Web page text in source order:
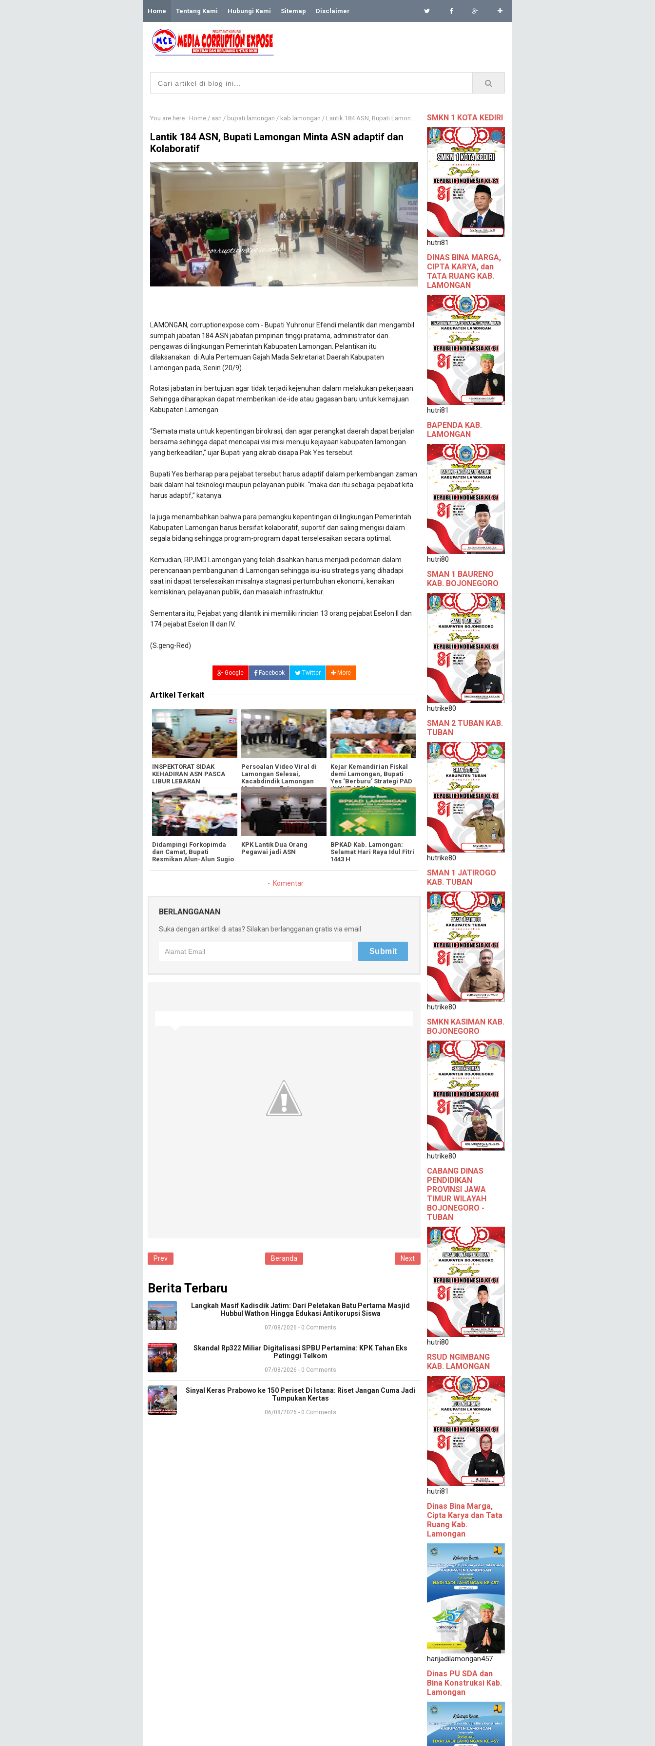
Home Tentang Kami Hubungi Kami Sitemap Disclaimer
You are here : Home / asn / bupati lamongan / kab lamongan / Lantik 184 ASN, Bupati Lamongan Minta ASN adaptif dan Kolaboratif
Lantik 184 ASN, Bupati Lamongan Minta ASN adaptif dan
Kolaboratif
LAMONGAN, corruptionexpose.com - Bupati Yuhronur Efendi melantik dan mengambil
sumpah jabatan 184 ASN jabatan pimpinan tinggi pratama, administrator dan
pengawas di lingkungan Pemerintah Kabupaten Lamongan. Pelantikan itu
dilaksanakan di Aula Pertemuan Gajah Mada Sekretariat Daerah Kabupaten
Lamongan pada, Senin (20/9).
Rotasi jabatan ini bertujuan agar tidak terjadi kejenuhan dalam melakukan pekerjaaan.
Sehingga diharapkan dapat memberikan ide-ide atau gagasan baru untuk kemajuan
Kabupaten Lamongan.
“Semata mata untuk kepentingan birokrasi, dan agar perangkat daerah dapat berjalan
bersama sehingga dapat mencapai visi misi menuju kejayaan kabupaten lamongan
yang berkeadilan,” ujar Bupati yang akrab disapa Pak Yes tersebut.
Bupati Yes berharap para pejabat tersebut harus adaptif dalam perkembangan zaman
baik dalam hal teknologi maupun pelayanan publik. “maka dari itu sebagai pejabat kita
harus adaptif,” katanya.
Ia juga menambahkan bahwa para pemangku kepentingan di lingkungan Pemerintah
Kabupaten Lamongan harus bersifat kolaboratif, suportif dan saling mengisi dalam
segala bidang sehingga program-program dapat terselesaikan secara optimal.
Kemudian, RPJMD Lamongan yang telah disahkan harus menjadi pedoman dalam
perencanaan pembangunan di Lamongan sehingga isu-isu strategis yang dihadapi
saat ini dapat terselesaikan misalnya stagnasi pertumbuhan ekonomi, kenaikan
kemiskinan, pelayanan publik, dan masalah infrastruktur.
Sementara itu, Pejabat yang dilantik ini memiliki rincian 13 orang pejabat Eselon II dan
174 pejabat Eselon III dan IV.
(S.geng-Red)
Google Facebook Twitter More
Artikel Terkait
INSPEKTORAT SIDAK
KEHADIRAN ASN PASCA
LIBUR LEBARAN
Persoalan Video Viral di
Lamongan Selesai,
Kacabdindik Lamongan
Minta Siswa Fokus
SNMPTN
​Kejar Kemandirian Fiskal
demi Lamongan, Bupati
Yes ‘Berburu’ Strategi PAD
di HUT APKASI ​
Didampingi Forkopimda
dan Camat, Bupati
Resmikan Alun-Alun Sugio
KPK Lantik Dua Orang
Pegawai jadi ASN
BPKAD Kab. Lamongan:
Selamat Hari Raya Idul Fitri
1443 H
Komentar
BERLANGGANAN
Suka dengan artikel di atas? Silakan berlangganan gratis via email
Prev Next
Beranda
Berita Terbaru
​Langkah Masif Kadisdik Jatim: Dari Peletakan Batu Pertama Masjid
Hubbul Wathon Hingga Edukasi Antikorupsi Siswa
07/08/2026 - 0 Comments
​Skandal Rp322 Miliar Digitalisasi SPBU Pertamina: KPK Tahan Eks
Petinggi Telkom
07/08/2026 - 0 Comments
Sinyal Keras Prabowo ke 150 Periset Di Istana: Riset Jangan Cuma Jadi
Tumpukan Kertas
06/08/2026 - 0 Comments
SMKN 1 KOTA KEDIRI
hutri81
DINAS BINA MARGA,
CIPTA KARYA, dan
TATA RUANG KAB.
LAMONGAN
hutri81
BAPENDA KAB.
LAMONGAN
hutri80
SMAN 1 BAURENO
KAB. BOJONEGORO
hutrike80
SMAN 2 TUBAN KAB.
TUBAN
hutrike80
SMAN 1 JATIROGO
KAB. TUBAN
hutrike80
SMKN KASIMAN KAB.
BOJONEGORO
hutrike80
CABANG DINAS
PENDIDIKAN
PROVINSI JAWA
TIMUR WILAYAH
BOJONEGORO -
TUBAN
hutri80
RSUD NGIMBANG
KAB. LAMONGAN
hutri81
Dinas Bina Marga,
Cipta Karya dan Tata
Ruang Kab.
Lamongan
harijadilamongan457
Dinas PU SDA dan
Bina Konstruksi Kab.
Lamongan